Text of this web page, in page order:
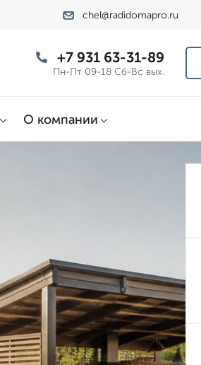
chel@radidomapro.ru
+7 931 63-31-89
Пн-Пт 09-18 Сб-Вс вых.
О компании